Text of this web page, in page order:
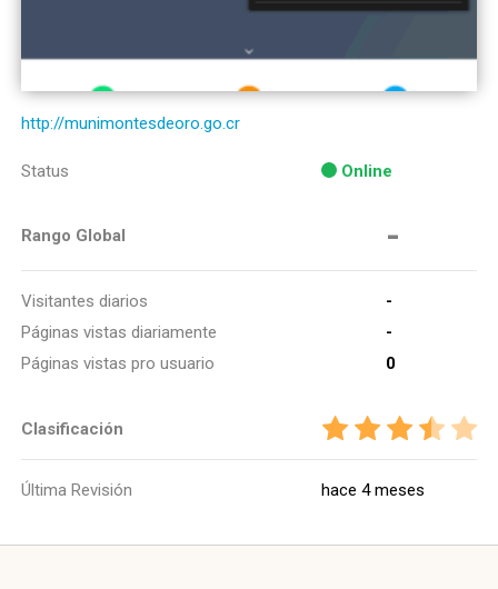
http://munimontesdeoro.go.cr
Status Online
Rango Global -
Visitantes diarios
-
Páginas vistas diariamente
-
Páginas vistas pro usuario
0
Clasificación
Última Revisión hace 4 meses